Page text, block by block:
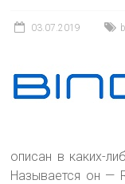
03.07.2019
описан в каких-
Называется он —